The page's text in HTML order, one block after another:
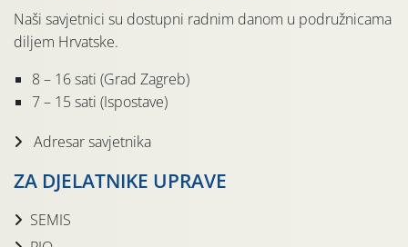
Naši savjetnici su dostupni radnim danom u podružnicama
diljem Hrvatske.
8 – 16 sati (Grad Zagreb)
7 – 15 sati (Ispostave)
Adresar savjetnika
ZA DJELATNIKE UPRAVE
SEMIS